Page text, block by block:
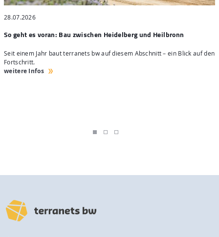
28.07.2026
So geht es voran: Bau zwischen Heidelberg und Heilbronn
Seit einem Jahr baut terranets bw auf diesem Abschnitt – ein Blick auf den
Fortschritt.
weitere Infos